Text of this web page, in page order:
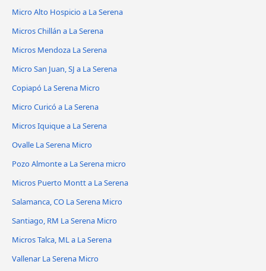
Micro Alto Hospicio a La Serena
Micros Chillán a La Serena
Micros Mendoza La Serena
Micro San Juan, SJ a La Serena
Copiapó La Serena Micro
Micro Curicó a La Serena
Micros Iquique a La Serena
Ovalle La Serena Micro
Pozo Almonte a La Serena micro
Micros Puerto Montt a La Serena
Salamanca, CO La Serena Micro
Santiago, RM La Serena Micro
Micros Talca, ML a La Serena
Vallenar La Serena Micro